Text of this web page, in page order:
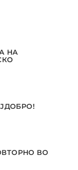
НА
ВО